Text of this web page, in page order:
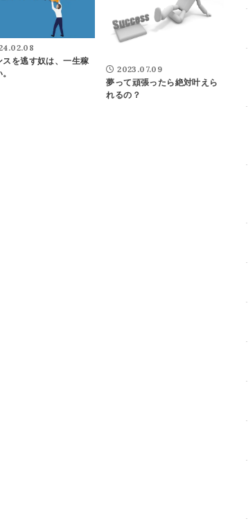
スを逃す奴は、一生稼
2023.07.09
夢って頑張ったら絶対叶えら
れるの？